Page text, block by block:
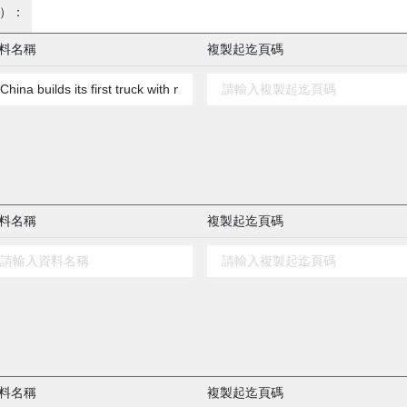
：
名稱 複製起迄頁碼
名稱 複製起迄頁碼
名稱 複製起迄頁碼